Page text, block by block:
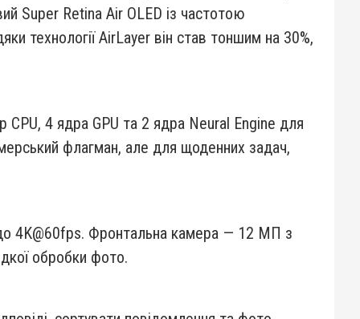
Super Retina Air OLED із частотою
технології AirLayer він став тоншим на 30%,
CPU, 4 ядра GPU та 2 ядра Neural Engine для
флагман, але для щоденних задач,
4K@60fps. Фронтальна камера — 12 МП з
обробки фото.